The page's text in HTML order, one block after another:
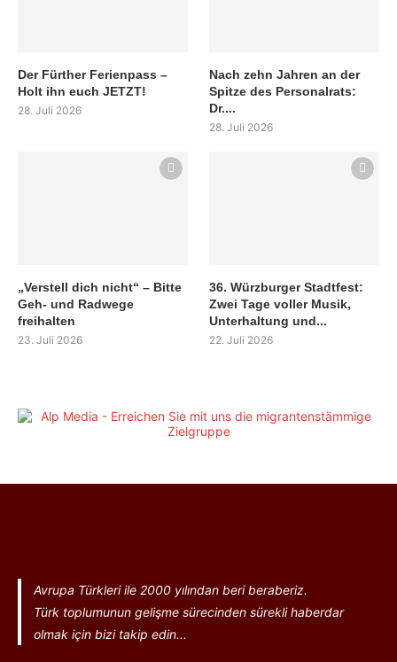
Der Fürther Ferienpass –
Holt ihn euch JETZT!
28. Juli 2026
Nach zehn Jahren an der
Spitze des Personalrats:
Dr....
28. Juli 2026
„Verstell dich nicht“ – Bitte
Geh- und Radwege
freihalten
23. Juli 2026
36. Würzburger Stadtfest:
Zwei Tage voller Musik,
Unterhaltung und...
22. Juli 2026
Avrupa Türkleri ile 2000 yılından beri beraberiz.
Türk toplumunun gelişme sürecinden sürekli haberdar
olmak için bizi takip edin...